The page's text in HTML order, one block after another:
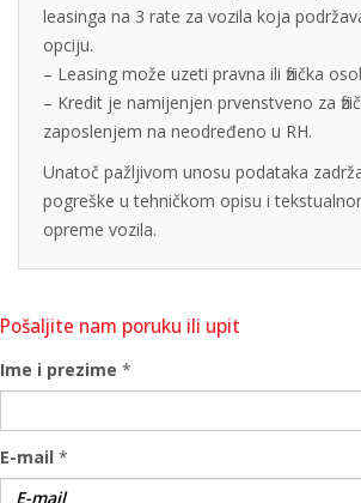
leasinga na 3 rate za vozila koja
opciju.
– Leasing može uzeti pravna ili fizička
– Kredit je namijenjen prvenstveno za
zaposlenjem na neodređeno u RH.
Unatoč pažljivom unosu podataka
pogreške u tehničkom opisu i
opreme vozila.
Pošaljite nam poruku ili upit
Ime i prezime *
E-mail *